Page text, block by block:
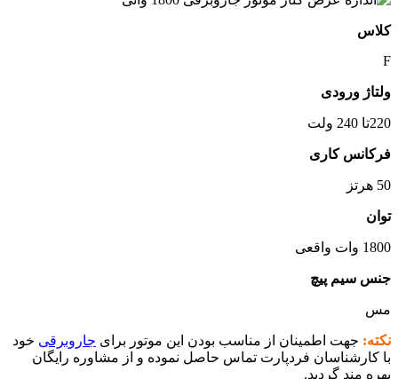
کلاس
F
ولتاژ ورودی
220تا 240 ولت
فرکانس کاری
50 هرتز
توان
1800 وات واقعی
جنس سیم پیچ
مس
نکته: جهت اطمینان از مناسب بودن این موتور برای جاروبرقی خود
با کارشناسان فردپارت تماس حاصل نموده و از مشاوره رایگان
بهره مند گردید.